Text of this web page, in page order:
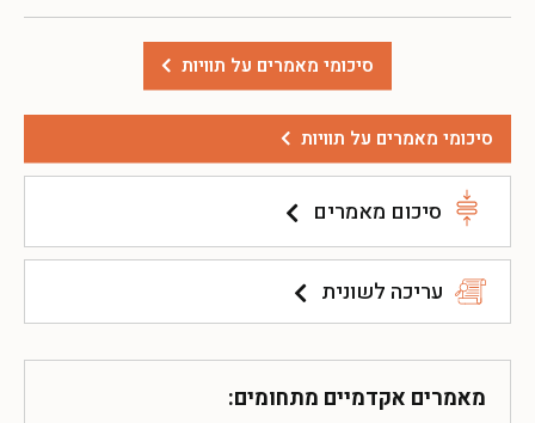
סיכומי מאמרים על תוויות
סיכום מאמרים
עריכה לשונית
מאמרים אקדמיים מתחומים:
סיכומי מאמרים על תוויות